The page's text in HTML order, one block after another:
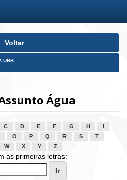
Voltar
UNB
Água
C D E F G H
O P Q R S
T
W X Y Z
as primeiras letras: